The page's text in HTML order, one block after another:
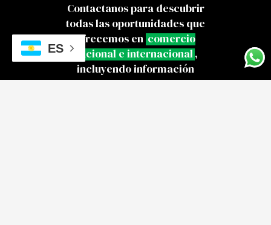
Contactanos para descubrir
todas las oportunidades que
ofrecemos en comercio
nacional e internacional,
incluyendo información
detallada de nuestros
ES